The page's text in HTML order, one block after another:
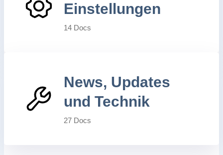
Einstellungen
14 Docs
News, Updates
und Technik
27 Docs